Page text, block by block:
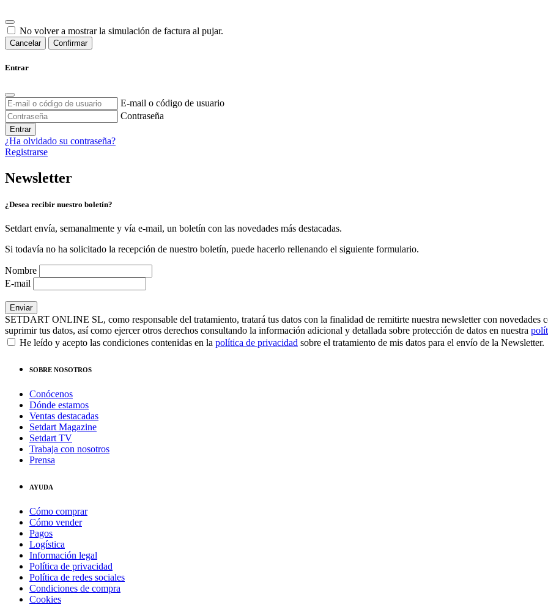
No volver a mostrar la simulación de factura al pujar.
Cancelar Confirmar
Entrar
E-mail o código de usuario
Contraseña
Entrar
¿Ha olvidado su contraseña?
Registrarse
Newsletter
¿Desea recibir nuestro boletín?
Setdart envía, semanalmente y vía e-mail, un boletín con las novedades más destacadas.
Si todavía no ha solicitado la recepción de nuestro boletín, puede hacerlo rellenando el siguiente formulario.
Nombre
E-mail
SETDART ONLINE SL, como responsable del tratamiento, tratará tus datos con la finalidad de remitirte nuestra newsletter con novedades
suprimir tus datos, así como ejercer otros derechos consultando la información adicional y detallada sobre protección de datos en nuestra
He leído y acepto las condiciones contenidas en la política de privacidad sobre el tratamiento de mis datos para el envío de la Newsletter.
SOBRE NOSOTROS
Conócenos
Dónde estamos
Ventas destacadas
Setdart Magazine
Setdart TV
Trabaja con nosotros
Prensa
AYUDA
Cómo comprar
Cómo vender
Pagos
Logística
Información legal
Política de privacidad
Política de redes sociales
Condiciones de compra
Cookies